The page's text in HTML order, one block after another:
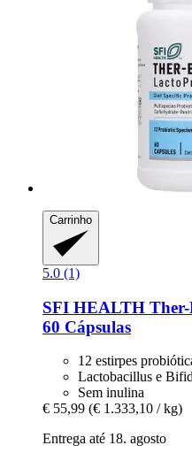
Carrinho
5.0 (1)
SFI HEALTH
60 Cápsulas
12 estirpes
Lactobacillus e
Sem inulina
€ 55,99 (€ 1.333,10 / kg)
Entrega até 18. agosto